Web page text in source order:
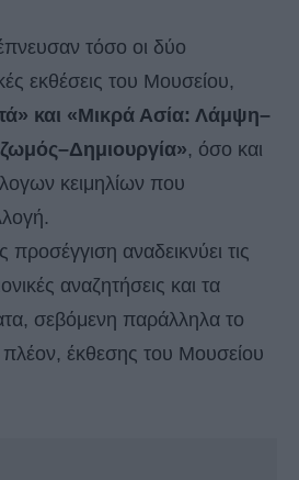
τόσο οι δύο
εκθέσεις του Μουσείου,
και «Μικρά Ασία: Λάμψη–
, όσο και
κειμηλίων που
προσέγγιση αναδεικνύει τις
αναζητήσεις και τα
σεβόμενη παράλληλα το
έκθεσης του Μουσείου